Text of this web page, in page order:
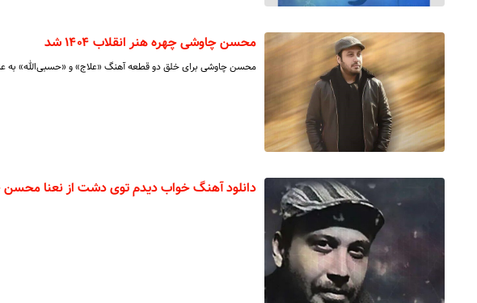
محسن چاوشی چهره هنر انقلاب ۱۴۰۴ شد
محسن چاوشی برای خلق دو قطعه آهنگ «علاج» و «حسبی‌الله» به عنوان چهره
دانلود آهنگ خواب دیدم توی دشت از نعنا